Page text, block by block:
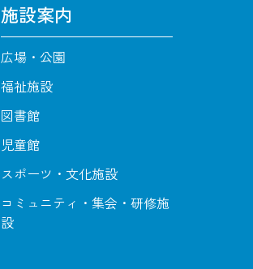
施設案内
広場・公園
福祉施設
図書館
児童館
スポーツ・文化施設
コミュニティ・集会・研修施
設